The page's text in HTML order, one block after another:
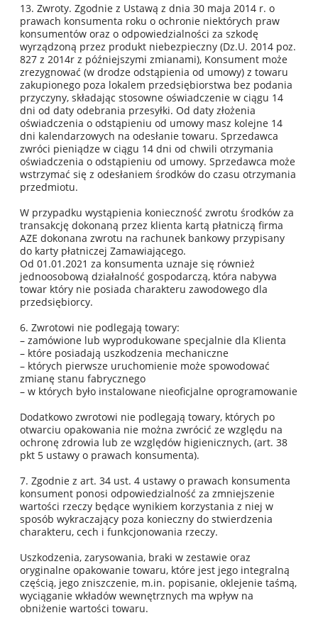
13. Zwroty. Zgodnie z Ustawą z dnia 30 maja 2014 r. o
prawach konsumenta roku o ochronie niektórych praw
konsumentów oraz o odpowiedzialności za szkodę
wyrządzoną przez produkt niebezpieczny (Dz.U. 2014 poz.
827 z 2014r z późniejszymi zmianami), Konsument może
zrezygnować (w drodze odstąpienia od umowy) z towaru
zakupionego poza lokalem przedsiębiorstwa bez podania
przyczyny, składając stosowne oświadczenie w ciągu 14
dni od daty odebrania przesyłki. Od daty złożenia
oświadczenia o odstąpieniu od umowy masz kolejne 14
dni kalendarzowych na odesłanie towaru. Sprzedawca
zwróci pieniądze w ciągu 14 dni od chwili otrzymania
oświadczenia o odstąpieniu od umowy. Sprzedawca może
wstrzymać się z odesłaniem środków do czasu otrzymania
przedmiotu.
W przypadku wystąpienia konieczność zwrotu środków za
transakcję dokonaną przez klienta kartą płatniczą firma
AZE dokonana zwrotu na rachunek bankowy przypisany
do karty płatniczej Zamawiającego.
Od 01.01.2021 za konsumenta uznaje się również
jednoosobową działalność gospodarczą, która nabywa
towar który nie posiada charakteru zawodowego dla
przedsiębiorcy.
6. Zwrotowi nie podlegają towary:
– zamówione lub wyprodukowane specjalnie dla Klienta
– które posiadają uszkodzenia mechaniczne
– których pierwsze uruchomienie może spowodować
zmianę stanu fabrycznego
– w których było instalowane nieoficjalne oprogramowanie
Dodatkowo zwrotowi nie podlegają towary, których po
otwarciu opakowania nie można zwrócić ze względu na
ochronę zdrowia lub ze względów higienicznych, (art. 38
pkt 5 ustawy o prawach konsumenta).
7. Zgodnie z art. 34 ust. 4 ustawy o prawach konsumenta
konsument ponosi odpowiedzialność za zmniejszenie
wartości rzeczy będące wynikiem korzystania z niej w
sposób wykraczający poza konieczny do stwierdzenia
charakteru, cech i funkcjonowania rzeczy.
Uszkodzenia, zarysowania, braki w zestawie oraz
oryginalne opakowanie towaru, które jest jego integralną
częścią, jego zniszczenie, m.in. popisanie, oklejenie taśmą,
wyciąganie wkładów wewnętrznych ma wpływ na
obniżenie wartości towaru.